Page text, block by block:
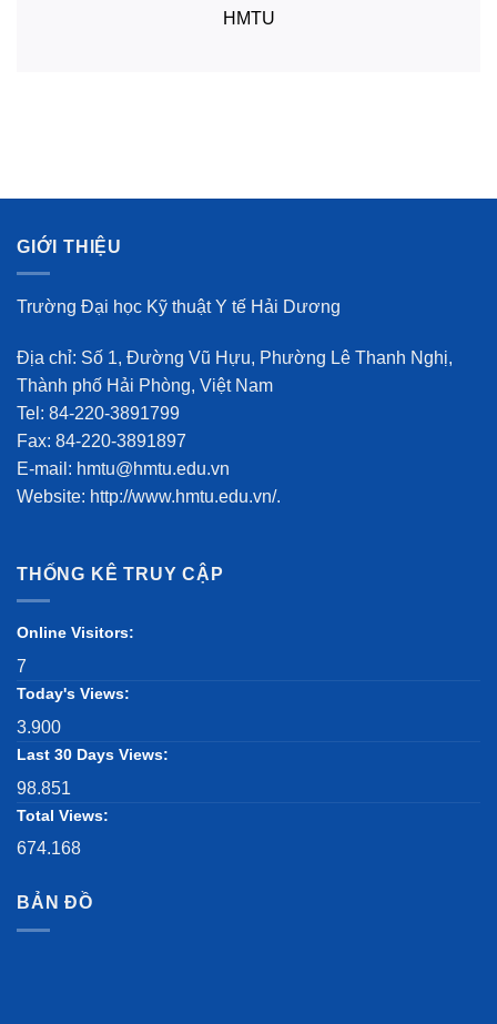
HMTU
GIỚI THIỆU
Trường Đại học Kỹ thuật Y tế Hải Dương
Địa chỉ: Số 1, Đường Vũ Hựu, Phường Lê Thanh Nghị,
Thành phố Hải Phòng, Việt Nam
Tel: 84-220-3891799
Fax: 84-220-3891897
E-mail: hmtu@hmtu.edu.vn
Website: http://www.hmtu.edu.vn/.
THỐNG KÊ TRUY CẬP
Online Visitors:
7
Today's Views:
3.900
Last 30 Days Views:
98.851
Total Views:
674.168
BẢN ĐỒ